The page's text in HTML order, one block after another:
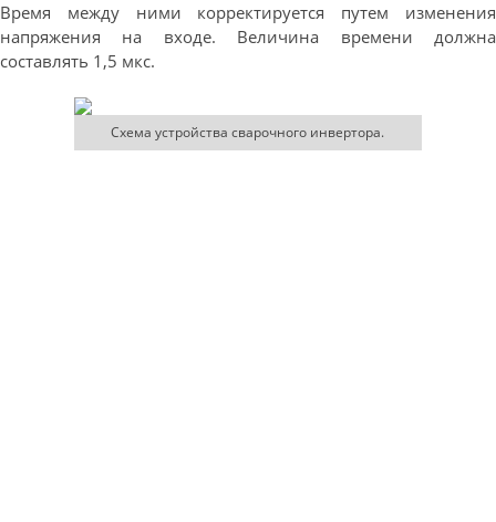
Время между ними корректируется путем изменения
напряжения на входе. Величина времени должна
составлять 1,5 мкс.
Схема устройства сварочного инвертора.